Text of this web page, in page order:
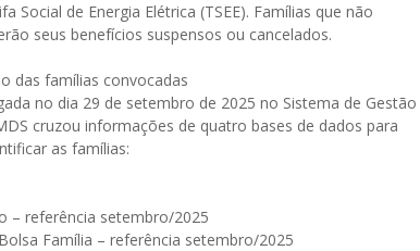
Social de Energia Elétrica (TSEE). Famílias que não
seus benefícios suspensos ou cancelados.
das famílias convocadas
no dia 29 de setembro de 2025 no Sistema de Gestão
cruzou informações de quatro bases de dados para
as famílias:
– referência setembro/2025
Família – referência setembro/2025